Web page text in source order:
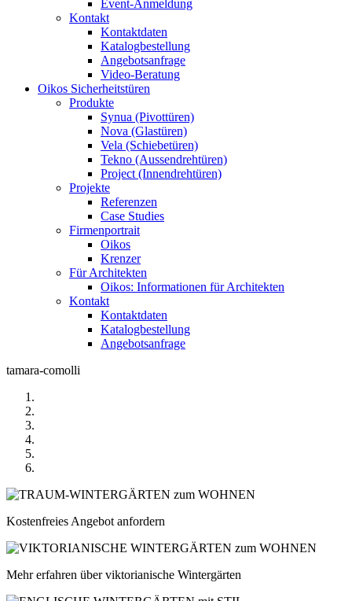
Event-Anmeldung
Kontakt
Kontaktdaten
Katalogbestellung
Angebotsanfrage
Video-Beratung
Oikos Sicherheitstüren
Produkte
Synua (Pivottüren)
Nova (Glastüren)
Vela (Schiebetüren)
Tekno (Aussendrehtüren)
Project (Innendrehtüren)
Projekte
Referenzen
Case Studies
Firmenportrait
Oikos
Krenzer
Für Architekten
Oikos: Informationen für Architekten
Kontakt
Kontaktdaten
Katalogbestellung
Angebotsanfrage
tamara-comolli
Kostenfreies Angebot anfordern
Mehr erfahren über viktorianische Wintergärten